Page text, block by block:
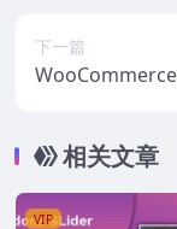
下一篇
相关文章
VIP